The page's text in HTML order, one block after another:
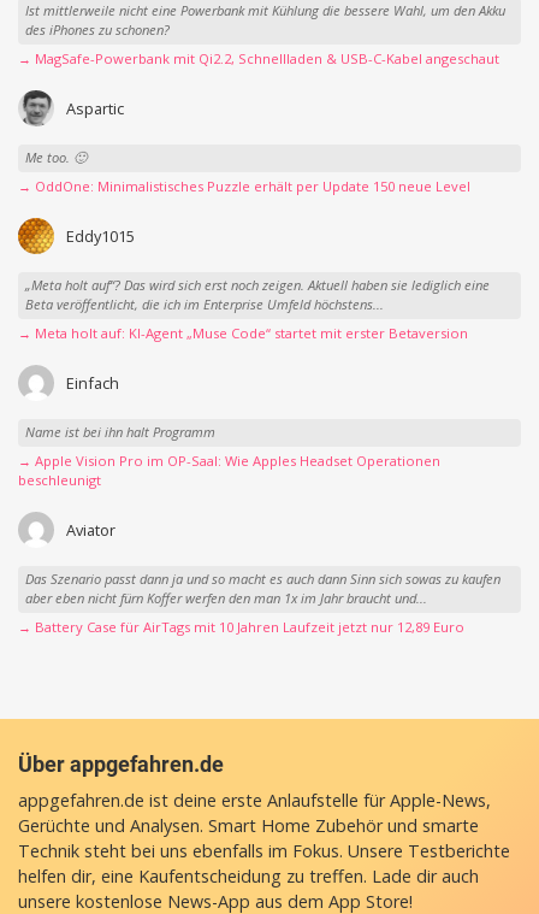
Ist mittlerweile nicht eine Powerbank mit Kühlung die bessere Wahl, um den Akku
des iPhones zu schonen?
→ MagSafe-Powerbank mit Qi2.2, Schnellladen & USB-C-Kabel angeschaut
Aspartic
Me too. 🙂
→ OddOne: Minimalistisches Puzzle erhält per Update 150 neue Level
Eddy1015
„Meta holt auf“? Das wird sich erst noch zeigen. Aktuell haben sie lediglich eine
Beta veröffentlicht, die ich im Enterprise Umfeld höchstens...
→ Meta holt auf: KI-Agent „Muse Code“ startet mit erster Betaversion
Einfach
Name ist bei ihn halt Programm
→ Apple Vision Pro im OP-Saal: Wie Apples Headset Operationen
beschleunigt
Aviator
Das Szenario passt dann ja und so macht es auch dann Sinn sich sowas zu kaufen
aber eben nicht fürn Koffer werfen den man 1x im Jahr braucht und...
→ Battery Case für AirTags mit 10 Jahren Laufzeit jetzt nur 12,89 Euro
Über appgefahren.de
appgefahren.de ist deine erste Anlaufstelle für Apple-News,
Gerüchte und Analysen. Smart Home Zubehör und smarte
Technik steht bei uns ebenfalls im Fokus. Unsere Testberichte
helfen dir, eine Kaufentscheidung zu treffen. Lade dir auch
unsere kostenlose News-App aus dem App Store!